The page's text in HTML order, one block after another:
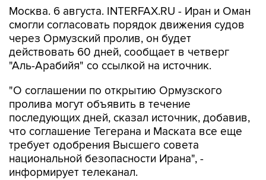
Москва. 6 августа. INTERFAX.RU - Иран и Оман
смогли согласовать порядок движения судов
через Ормузский пролив, он будет
действовать 60 дней, сообщает в четверг
"Аль-Арабийя" со ссылкой на источник.
"О соглашении по открытию Ормузского
пролива могут объявить в течение
последующих дней, сказал источник, добавив,
что соглашение Тегерана и Маската все еще
требует одобрения Высшего совета
национальной безопасности Ирана", -
информирует телеканал.